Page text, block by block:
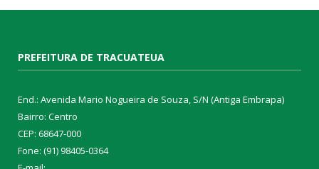
PREFEITURA DE TRACUATEUA
End.: Avenida Mario Nogueira de Souza, S/N (Antiga Embrapa)
Bairro: Centro
CEP: 68647-000
Fone: (91) 98405-0364